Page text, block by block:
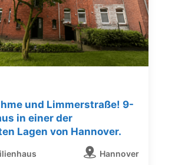
und Limmerstraße! 9-
in einer der
Lagen von Hannover.
Hannover